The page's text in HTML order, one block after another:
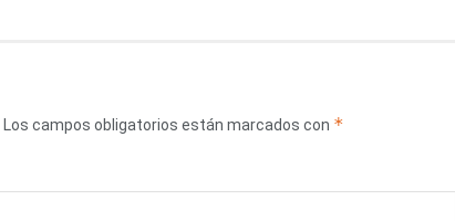
Los campos obligatorios están marcados con *